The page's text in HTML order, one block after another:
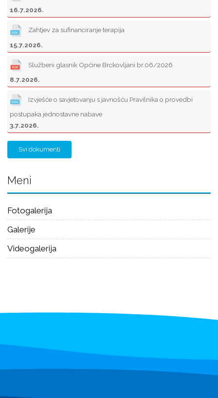
16.7.2026.
Zahtjev za sufinanciranje terapija
15.7.2026.
Službeni glasnik Općine Brckovljani br.06/2026
8.7.2026.
Izvješće o savjetovanju s javnošću Pravilnika o provedbi
postupaka jednostavne nabave
3.7.2026.
Svi dokumenti
Meni
Fotogalerija
Galerije
Videogalerija